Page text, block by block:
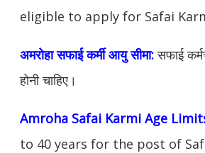
eligible to apply for Safai
अमरोहा सफाई कर्मी आयु सीमा:सफाई
होनी चाहिए।
Amroha Safai Karmi Age
to 40 years for the post of